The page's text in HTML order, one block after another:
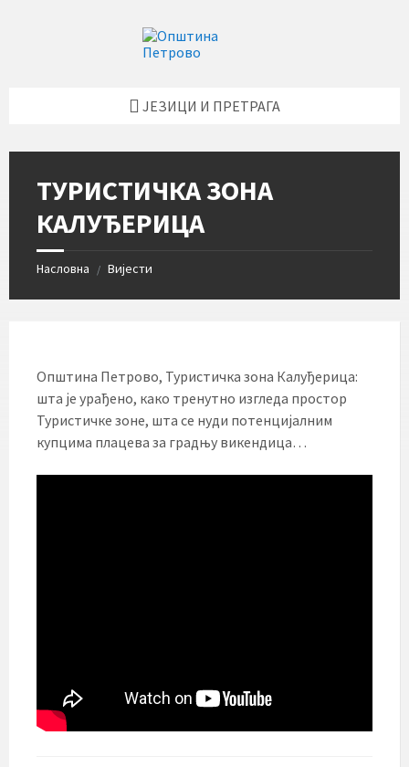
ЈЕЗИЦИ И ПРЕТРАГА
ТУРИСТИЧКА ЗОНА
КАЛУЂЕРИЦА
Насловна / Вијести
Општина Петрово, Туристичка зона Калуђерица:
шта је урађено, како тренутно изгледа простор
Туристичке зоне, шта се нуди потенцијалним
купцима плацева за градњу викендица…